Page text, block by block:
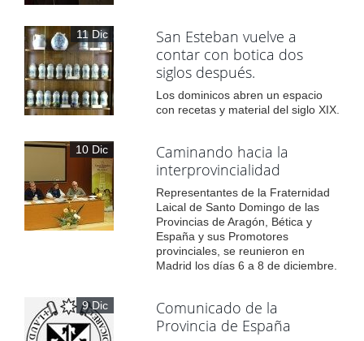
11 Dic
San Esteban vuelve a
contar con botica dos
siglos después.
Los dominicos abren un espacio
con recetas y material del siglo XIX.
10 Dic
Caminando hacia la
interprovincialidad
Representantes de la Fraternidad
Laical de Santo Domingo de las
Provincias de Aragón, Bética y
España y sus Promotores
provinciales, se reunieron en
Madrid los días 6 a 8 de diciembre.
9 Dic
Comunicado de la
Provincia de España